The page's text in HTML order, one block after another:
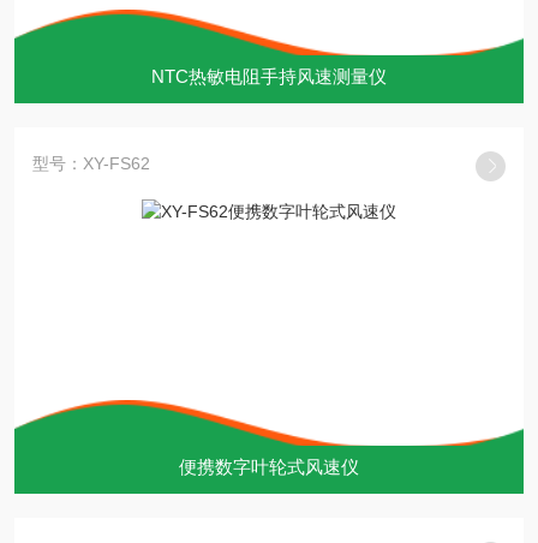
NTC热敏电阻手持风速测量仪
型号：XY-FS62
便携数字叶轮式风速仪